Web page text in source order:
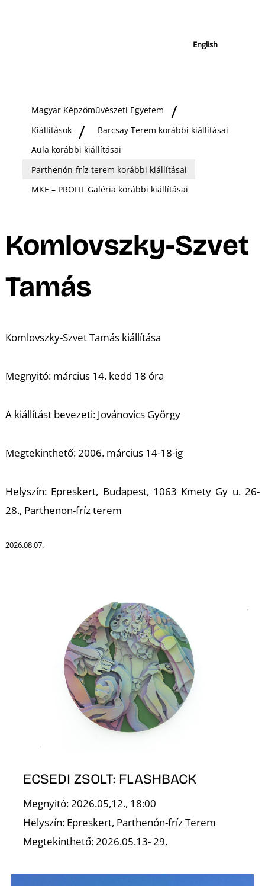
English
Magyar Képzőművészeti Egyetem
Kiállítások
Barcsay Terem korábbi kiállításai
Aula korábbi kiállításai
Parthenón-fríz terem korábbi kiállításai
MKE – PROFIL Galéria korábbi kiállításai
Komlovszky-Szvet
Tamás
Komlovszky-Szvet Tamás kiállítása
Megnyitó:március 14. kedd 18 óra
A kiállítást bevezeti: Jovánovics György
Megtekinthető:2006. március 14-18-ig
Helyszín:Epreskert, Budapest, 1063 Kmety Gy u. 26-
28., Parthenon-fríz terem
2026.08.07.
ECSEDI ZSOLT: FLASHBACK
Megnyitó: 2026.05,12., 18:00
Helyszín: Epreskert, Parthenón-fríz Terem
Megtekinthető: 2026.05.13- 29.